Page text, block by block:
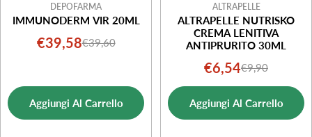
DEPOFARMA
IMMUNODERM VIR 20ML
Prezzo
vendita
€39,58Prezzo
€39,60
Aggiungi Al Carrello
ALTRAPELLE
ALTRAPELLE NUTRISKO
CREMA LENITIVA
ANTIPRURITO 30ML
Prezzo
di
vendita
€6,54Prezzo
normale
€9,90
Aggiungi Al Carrello